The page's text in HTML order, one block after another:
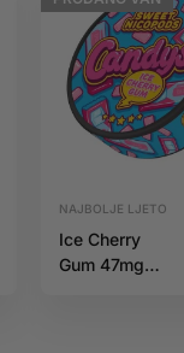
NAJBOLJE LJETO
Ice Cherry
Gum 47mg